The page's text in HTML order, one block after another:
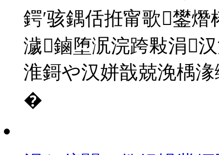
鍔′骇鍝佸拰甯歌鐢
濊鏀堕泦浣跨敤涓
淮鎶や汉姘戠兢浼楀
�